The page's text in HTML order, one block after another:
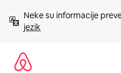
sadržaj
Neke su informacije
jezik